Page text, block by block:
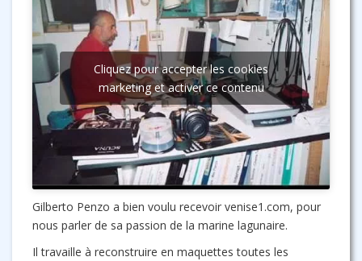
Cliquez pour accepter les cookies
marketing et activer ce contenu
Gilberto Penzo a bien voulu recevoir venise1.com, pour
nous parler de sa passion de la marine lagunaire.
Il travaille à reconstruire en maquettes toutes les